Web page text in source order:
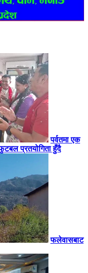
पर्वतमा एक
प्रतयोगिता हुँदै
फलेवासबाट